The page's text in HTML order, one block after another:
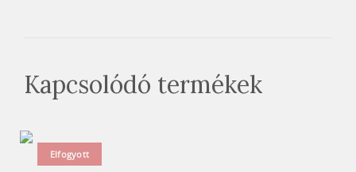
Kapcsolódó termékek
Elfogyott